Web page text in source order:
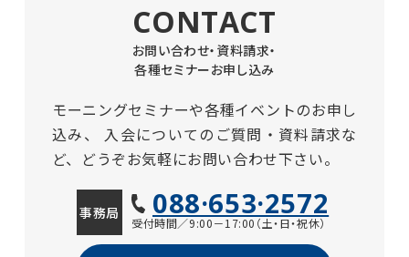
CONTACT
お問い合わせ・資料請求・
各種セミナーお申し込み
モーニングセミナーや各種イベントのお申し
込み、
入会についてのご質問・資料請求な
ど、どうぞお気軽にお問い合わせ下さい。
事務局 088·653·2572
受付時間／9:00－17:00（土・日・祝休）